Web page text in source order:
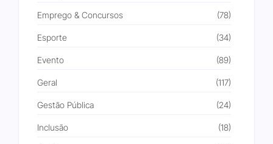
Emprego & Concursos (78)
Esporte (34)
Evento (89)
Geral (117)
Gestão Pública (24)
Inclusão (18)